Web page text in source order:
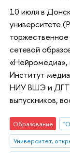
10 июля в
университете
сетевой
«Нейромедиа»,
Институт
НИУ ВШЭ и
выпускников,
Образование
Университет,